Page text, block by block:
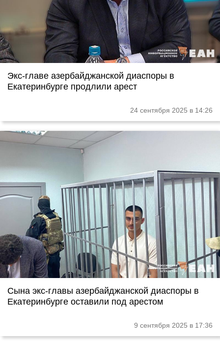
Экс-главе азербайджанской диаспоры в
Екатеринбурге продлили арест
24 сентября 2025 в 14:26
Сына экс-главы азербайджанской диаспоры в
Екатеринбурге оставили под арестом
9 сентября 2025 в 17:36